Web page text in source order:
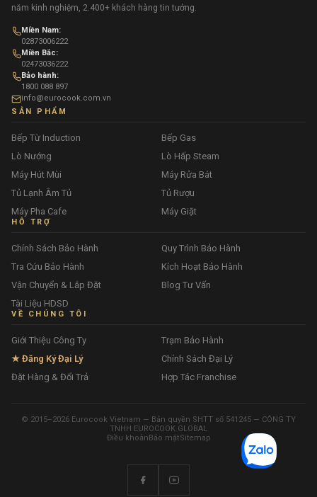
năm kinh nghiệm, 2.400+ khách hàng tin tưởng.
Miền Nam:
02873006222
Miền Bắc:
02473036222
Bảo hành:
1800 088 897
info@eurocook.com.vn
SẢN PHẨM
Bếp Từ Induction
Bếp Gas
Lò Nướng
Lò Hấp Steam
Máy Hút Mùi
Máy Rửa Bát
Tủ Lạnh Âm Tủ
Tủ Rượu
Máy Pha Cafe
Máy Giặt
HỖ TRỢ
Chính Sách Bảo Hành
Quy Trình Bảo Hành
Tra Cứu Bảo Hành
Kích Hoạt Bảo Hành
Vận Chuyển & Lắp Đặt
Blog Tư Vấn
Tài Liệu HDSD
VỀ CHÚNG TÔI
Giới Thiệu Công Ty
Trạm Bảo Hành
★ Đăng Ký Đại Lý
Chính Sách Đại Lý
Đặt Hàng & Đổi Trả
Hợp Tác Franchise
© 2015–2026 Eurocook Vietnam — Bản quyền SHTT số 541245 — CÔNG TY
TNHH EUROCOOK GLOBAL
Điều khoản Bảo mậtSitemap